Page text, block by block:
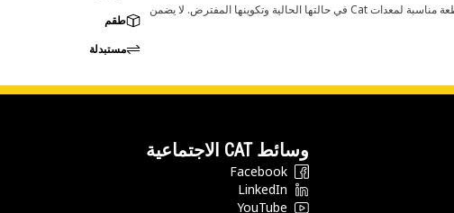
قد تؤدي أي تغييرات في ضبط الشركة المصنعة إلى عدم ملاءمة المنتج لمعدات Cat لديك. يرجى استشارة وكيل Cat لديك قبل الشراء للتأكد من أن هذه القطعة مناسبة لمعدات Cat في حالتها الحالية وتكوينها المفترض. لا يضمن
طقم
مستبدلة
وسائط CAT الاجتماعية
Facebook
LinkedIn
YouTube